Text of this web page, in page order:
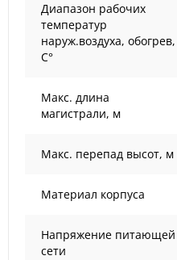
Диапазон рабочих
температур
наруж.воздуха, обогрев,
С°
Макс. длина
магистрали, м
Макс. перепад высот, м
Материал корпуса
Напряжение питающей
сети